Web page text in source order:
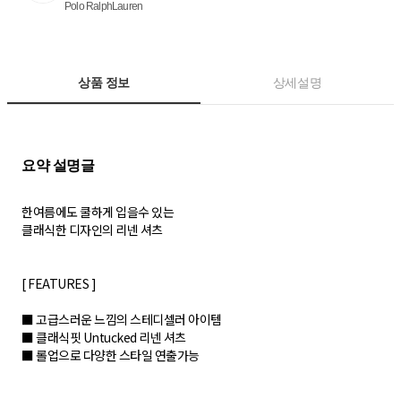
Polo RalphLauren
상품 정보 상세설명
요약 설명글
한여름에도 쿨하게 입을수 있는
클래식한 디자인의 리넨 셔츠
[ FEATURES ]
■ 고급스러운 느낌의 스테디셀러 아이템
■ 클래식핏 Untucked 리넨 셔츠
■ 롤업으로 다양한 스타일 연출가능